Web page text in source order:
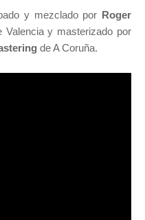
y mezclado por Roger
Valencia y masterizado por
de A Coruña.